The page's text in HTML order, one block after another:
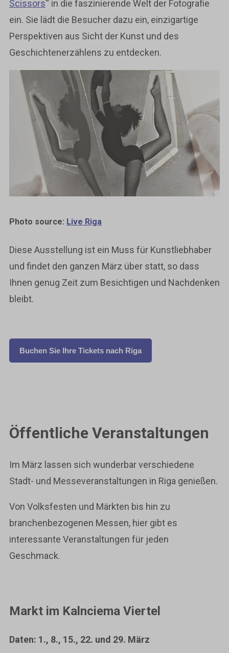
Scissors“ in die faszinierende Welt der Fotografie
ein. Sie lädt die Besucher dazu ein, einzigartige
Perspektiven aus Sicht der Kunst und des
Geschichtenerzählens zu entdecken.
Photo source: Live Riga
Diese Ausstellung ist ein Muss für Kunstliebhaber
und findet den ganzen März über statt, so dass
Ihnen genug Zeit zum Besichtigen und Nachdenken
bleibt.
Buchen Sie Ihre Tickets nach Riga
Öffentliche Veranstaltungen
Im März lassen sich wunderbar verschiedene
Stadt- und Messeveranstaltungen in Riga genießen.
Von Volksfesten und Märkten bis hin zu
branchenbezogenen Messen, hier gibt es
interessante Veranstaltungen für jeden
Geschmack.
Markt im Kalnciema Viertel
Daten: 1., 8., 15., 22. und 29. März